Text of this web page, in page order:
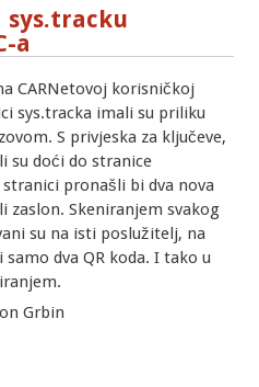
sys.tracku
a
CARNetovoj korisničkoj
sys.tracka imali su priliku
S privjeska za ključeve,
su doći do stranice
pronašli bi dva nova
zaslon. Skeniranjem svakog
su na isti poslužitelj, na
dva QR koda. I tako u
Grbin